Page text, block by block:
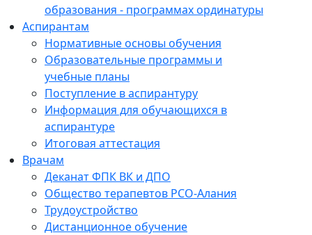
образования - программах ординатуры
Аспирантам
Нормативные основы обучения
Образовательные программы и
учебные планы
Поступление в аспирантуру
Информация для обучающихся в
аспирантуре
Итоговая аттестация
Врачам
Деканат ФПК ВК и ДПО
Общество терапевтов РСО-Алания
Трудоустройство
Дистанционное обучение